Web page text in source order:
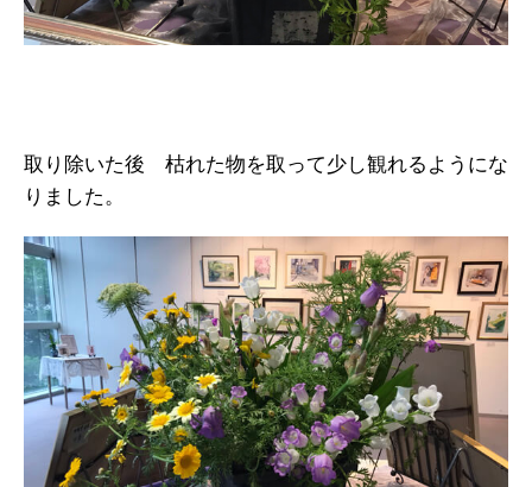
取り除いた後 枯れた物を取って少し観れるようにな
りました。